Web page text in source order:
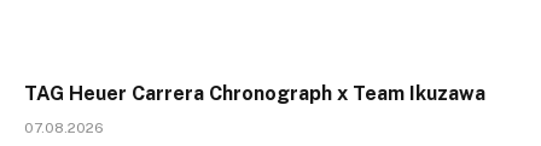
TAG Heuer Carrera Chronograph x Team Ikuzawa
07.08.2026